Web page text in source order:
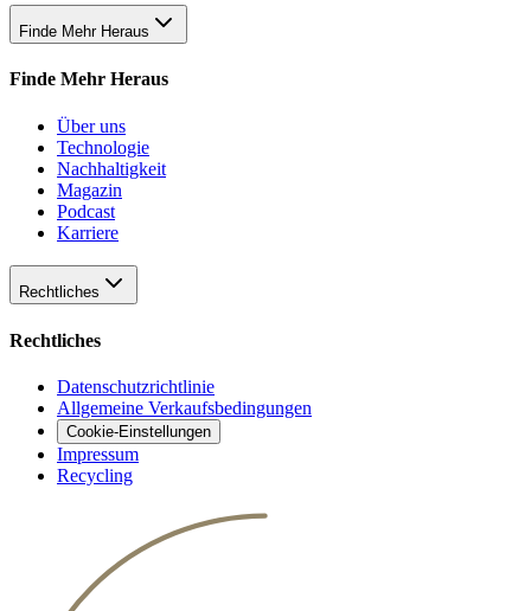
Finde Mehr Heraus
Finde Mehr Heraus
Über uns
Technologie
Nachhaltigkeit
Magazin
Podcast
Karriere
Rechtliches
Rechtliches
Datenschutzrichtlinie
Allgemeine Verkaufsbedingungen
Cookie-Einstellungen
Impressum
Recycling